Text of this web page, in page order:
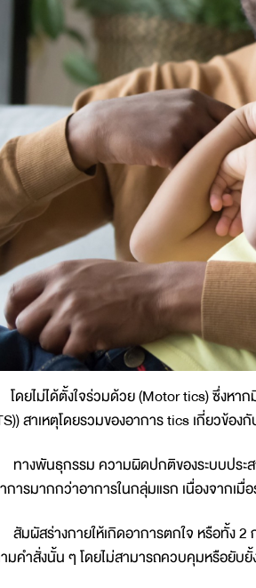
โดยไม่ได้ตั้งใจร่วมด้วย (Motor tics) ซึ่งหาก
สาเหตุโดยรวมของอาการ tics เกี่ยวข้อง
ทางพันธุกรรม ความผิดปกติของระบบประส
การมากกว่าอาการในกลุ่มแรก เนื่องจากเมื่
สัมผัสร่างกายให้เกิดอาการตกใจ หรือทั้ง 2
มคำสั่งนั้น ๆ โดยไม่สามารถควบคุมหรือยับ